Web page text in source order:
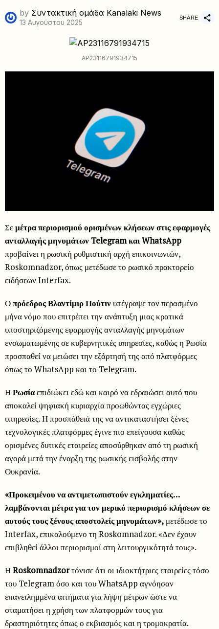
by Συντακτική ομάδα Kanalaki News
13 Αυγούστου 2025
SHARE
AP23116791934715
Σεμέτρα περιορισμού ορισμένων κλήσεων στις εφαρμογές
ανταλλαγής μηνυμάτων Telegram και WhatsApp
προβαίνει η ρωσική ρυθμιστική αρχή επικοινωνιών,
Roskomnadzor, όπως μετέδωσε το ρωσικό πρακτορείο
ειδήσεων Interfax.
Οπρόεδρος Βλαντίμιρ Πούτινυπέγραψε τον περασμένο
μήνα νόμο που επιτρέπει την ανάπτυξη μιας κρατικά
υποστηριζόμενης εφαρμογής ανταλλαγής μηνυμάτων
ενσωματωμένης σε κυβερνητικές υπηρεσίες, καθώς η Ρωσία
προσπαθεί να μειώσει την εξάρτησή της από πλατφόρμες
όπως το WhatsApp και το Telegram.
ΗΡωσίαεπιδιώκει εδώ και καιρό να εδραιώσει αυτό που
αποκαλεί ψηφιακή κυριαρχία προωθώντας εγχώριες
υπηρεσίες. Η προσπάθειά της να αντικαταστήσει ξένες
τεχνολογικές πλατφόρμες έγινε πιο επείγουσα καθώς
ορισμένες δυτικές εταιρείες αποσύρθηκαν από τη ρωσική
αγορά μετά την έναρξη της ρωσικής εισβολής στην
Ουκρανία.
«Προκειμένου να αντιμετωπιστούν εγκληματίες…
λαμβάνονται μέτρα για τον μερικό περιορισμό κλήσεων σε
αυτούς τους ξένους αποστολείς μηνυμάτων», μετέδωσε το
Interfax, επικαλούμενο τη Roskomnadzor. «Δεν έχουν
επιβληθεί άλλοι περιορισμοί στη λειτουργικότητά τους».
ΗRoskomnadzorτόνισε ότι οι ιδιοκτήτριες εταιρείες τόσο
του Telegram όσο και του WhatsApp αγνόησαν
επανειλημμένα αιτήματα για λήψη μέτρων ώστε να
σταματήσει η χρήση των πλατφορμών τους για
δραστηριότητες όπως ο εκβιασμός και η τρομοκρατία.